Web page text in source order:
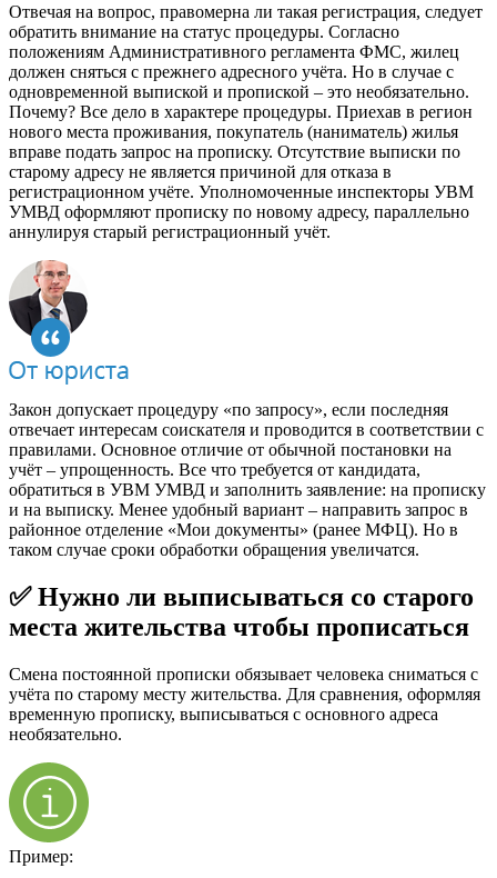
Отвечая на вопрос, правомерна ли такая регистрация, следует
обратить внимание на статус процедуры. Согласно
положениям Административного регламента ФМС, жилец
должен сняться с прежнего адресного учёта. Но в случае с
одновременной выпиской и пропиской – это необязательно.
Почему? Все дело в характере процедуры. Приехав в регион
нового места проживания, покупатель (наниматель) жилья
вправе подать запрос на прописку. Отсутствие выписки по
старому адресу не является причиной для отказа в
регистрационном учёте. Уполномоченные инспекторы УВМ
УМВД оформляют прописку по новому адресу, параллельно
аннулируя старый регистрационный учёт.
Закон допускает процедуру «по запросу», если последняя
отвечает интересам соискателя и проводится в соответствии с
правилами. Основное отличие от обычной постановки на
учёт – упрощенность. Все что требуется от кандидата,
обратиться в УВМ УМВД и заполнить заявление: на прописку
и на выписку. Менее удобный вариант – направить запрос в
районное отделение «Мои документы» (ранее МФЦ). Но в
таком случае сроки обработки обращения увеличатся.
✅ Нужно ли выписываться со старого
места жительства чтобы прописаться
Смена постоянной прописки обязывает человека сниматься с
учёта по старому месту жительства. Для сравнения, оформляя
временную прописку, выписываться с основного адреса
необязательно.
Пример: